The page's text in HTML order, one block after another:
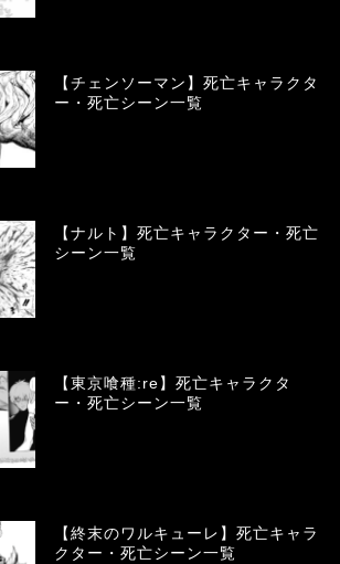
【チェンソーマン】死亡キャラクタ
ー・死亡シーン一覧
【ナルト】死亡キャラクター・死亡
シーン一覧
【東京喰種:re】死亡キャラクタ
ー・死亡シーン一覧
【終末のワルキューレ】死亡キャラ
クター・死亡シーン一覧